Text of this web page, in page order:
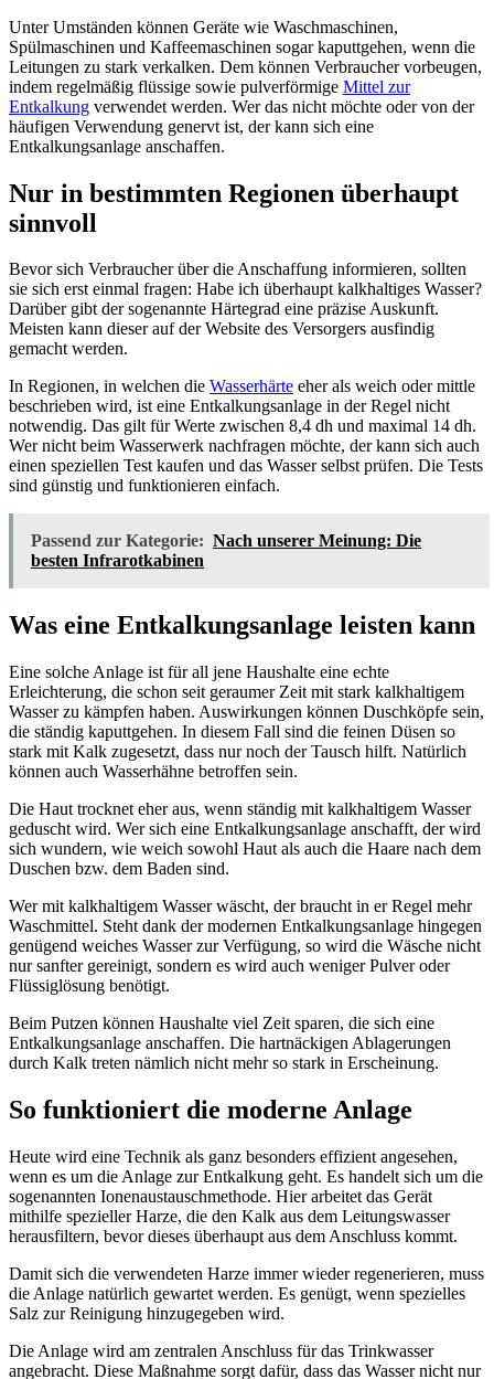
Unter Umständen können Geräte wie Waschmaschinen,
Spülmaschinen und Kaffeemaschinen sogar kaputtgehen, wenn die
Leitungen zu stark verkalken. Dem können Verbraucher vorbeugen,
indem regelmäßig flüssige sowie pulverförmige Mittel zur
Entkalkung verwendet werden. Wer das nicht möchte oder von der
häufigen Verwendung genervt ist, der kann sich eine
Entkalkungsanlage anschaffen.
Nur in bestimmten Regionen überhaupt
sinnvoll
Bevor sich Verbraucher über die Anschaffung informieren, sollten
sie sich erst einmal fragen: Habe ich überhaupt kalkhaltiges Wasser?
Darüber gibt der sogenannte Härtegrad eine präzise Auskunft.
Meisten kann dieser auf der Website des Versorgers ausfindig
gemacht werden.
In Regionen, in welchen die Wasserhärte eher als weich oder mittle
beschrieben wird, ist eine Entkalkungsanlage in der Regel nicht
notwendig. Das gilt für Werte zwischen 8,4 dh und maximal 14 dh.
Wer nicht beim Wasserwerk nachfragen möchte, der kann sich auch
einen speziellen Test kaufen und das Wasser selbst prüfen. Die Tests
sind günstig und funktionieren einfach.
Passend zur Kategorie: Nach unserer Meinung: Die
besten Infrarotkabinen
Was eine Entkalkungsanlage leisten kann
Eine solche Anlage ist für all jene Haushalte eine echte
Erleichterung, die schon seit geraumer Zeit mit stark kalkhaltigem
Wasser zu kämpfen haben. Auswirkungen können Duschköpfe sein,
die ständig kaputtgehen. In diesem Fall sind die feinen Düsen so
stark mit Kalk zugesetzt, dass nur noch der Tausch hilft. Natürlich
können auch Wasserhähne betroffen sein.
Die Haut trocknet eher aus, wenn ständig mit kalkhaltigem Wasser
geduscht wird. Wer sich eine Entkalkungsanlage anschafft, der wird
sich wundern, wie weich sowohl Haut als auch die Haare nach dem
Duschen bzw. dem Baden sind.
Wer mit kalkhaltigem Wasser wäscht, der braucht in er Regel mehr
Waschmittel. Steht dank der modernen Entkalkungsanlage hingegen
genügend weiches Wasser zur Verfügung, so wird die Wäsche nicht
nur sanfter gereinigt, sondern es wird auch weniger Pulver oder
Flüssiglösung benötigt.
Beim Putzen können Haushalte viel Zeit sparen, die sich eine
Entkalkungsanlage anschaffen. Die hartnäckigen Ablagerungen
durch Kalk treten nämlich nicht mehr so stark in Erscheinung.
So funktioniert die moderne Anlage
Heute wird eine Technik als ganz besonders effizient angesehen,
wenn es um die Anlage zur Entkalkung geht. Es handelt sich um die
sogenannten Ionenaustauschmethode. Hier arbeitet das Gerät
mithilfe spezieller Harze, die den Kalk aus dem Leitungswasser
herausfiltern, bevor dieses überhaupt aus dem Anschluss kommt.
Damit sich die verwendeten Harze immer wieder regenerieren, muss
die Anlage natürlich gewartet werden. Es genügt, wenn spezielles
Salz zur Reinigung hinzugegeben wird.
Die Anlage wird am zentralen Anschluss für das Trinkwasser
angebracht. Diese Maßnahme sorgt dafür, dass das Wasser nicht nur